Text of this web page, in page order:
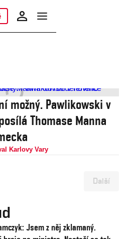
možný. Pawlikowski v
Thomase Manna
Karlovy Vary
Další
Jsem z něj zklamaný.